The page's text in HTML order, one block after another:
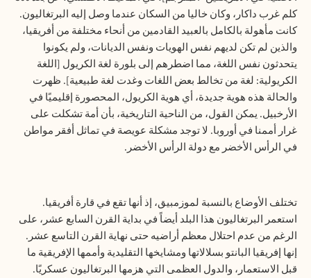
كلم غرب داكار، وكان خاليا من السكان عندما وصل إليه البرتغاليون.
كانت مأهولة بالكامل بالعبيد القادمين من أنحاء مختلفة من أفريقيا،
والذين لم تكن لديهم نفس الهويات ونفس الديانات، ولم يكونوا
يتحدثون نفس اللغة، مما اضطرهم إلى بلورة لغة الكريول [اللغة
الكريولية: لغة من تخالط بعض اللغات وغدت لغة طبيعية]. ظهرت
والحالة هذه هوية جديدة، أي هوية الكريول، المحصورة إقليميًا في
الأرخبيل. يمكن القول، من الناحية التاريخية، بأن أمة تشكلت على
غرار أممنا في أوروبا. ﻻ توجد مشكلة عويصة في تماثل أفقر مواطن
في الرأس اﻷخضر مع دولة الرأس اﻷخضر .
تختلف الأوضاع بالنسبة لموزمبيق، إذ أنها تقع في قارة أفريقيا.
استعمر البرتغاليون هذا البلد أيضاً في بداية القرن السابع عشر، على
الرغم من عدم احتلال معظم أراضيه حتى نهاية القرن التاسع عشر.
إنها إفريقيا البانتو بسلالاتها ومشايخها التقليدية وأممها الإفريقية ما
قبل الاستعمار، والدول العظمى التي هزمها البرتغاليون عسكريًا.